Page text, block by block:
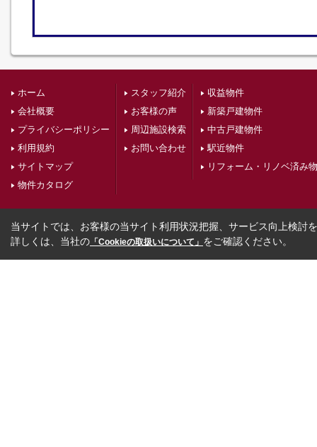
ホーム
会社概要
プライバシーポリシー
利用規約
サイトマップ
物件カタログ
スタッフ紹介
お客様の声
周辺施設検索
お問い合わせ
収益物件
新築戸建物件
中古戸建物件
駅近物件
リフォーム・リノベ済み
当サイトでは、お客様の当サイト利用状況把握、サービス向上検討
詳しくは、当社の 「Cookieの取扱いについて」 をご確認ください。